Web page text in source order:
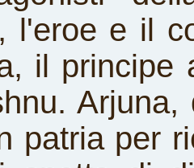
l'eroe e il
il principe
patria per